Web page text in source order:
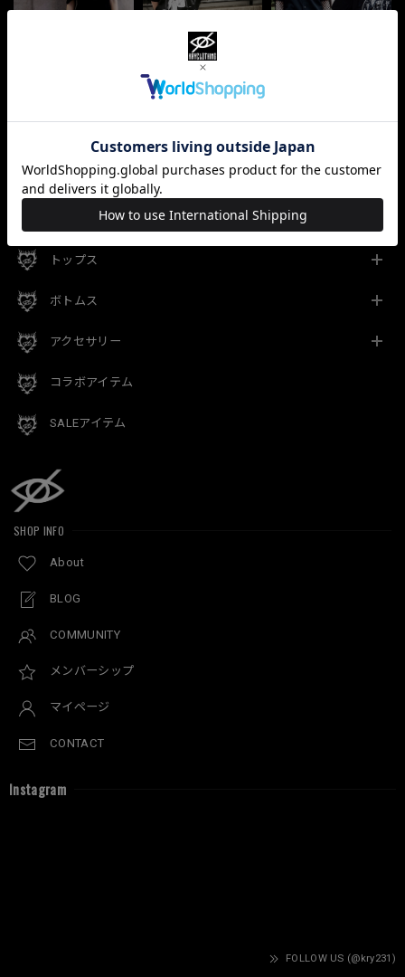
「GASSYOU.T」
最近チェックした商品
トップス
ボトムス
アクセサリー
コラボアイテム
SALEアイテム
SHOP INFO
About
BLOG
COMMUNITY
メンバーシップ
マイページ
CONTACT
Instagram
FOLLOW US (@kry231)